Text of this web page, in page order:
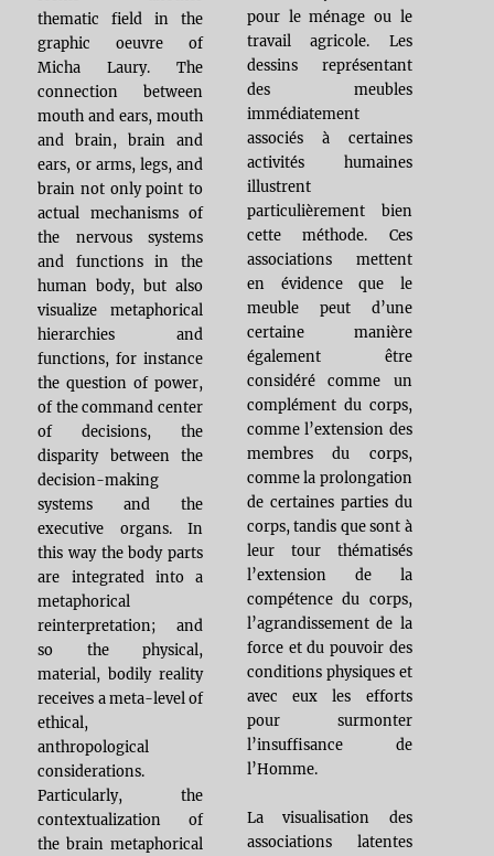
thematic field in the
graphic oeuvre of
Micha Laury. The
connection between
mouth and ears, mouth
and brain, brain and
ears, or arms, legs, and
brain not only point to
actual mechanisms of
the nervous systems
and functions in the
human body, but also
visualize metaphorical
hierarchies and
functions, for instance
the question of power,
of the command center
of decisions, the
disparity between the
decision-making
systems and the
executive organs. In
this way the body parts
are integrated into a
metaphorical
reinterpretation; and
so the physical,
material, bodily reality
receives a meta-level of
ethical,
anthropological
considerations.
Particularly, the
contextualization of
the brain metaphorical
pour le ménage ou le
travail agricole. Les
dessins représentant
des meubles
immédiatement
associés à certaines
activités humaines
illustrent
particulièrement bien
cette méthode. Ces
associations mettent
en évidence que le
meuble peut d’une
certaine manière
également être
considéré comme un
complément du corps,
comme l’extension des
membres du corps,
comme la prolongation
de certaines parties du
corps, tandis que sont à
leur tour thématisés
l’extension de la
compétence du corps,
l’agrandissement de la
force et du pouvoir des
conditions physiques et
avec eux les efforts
pour surmonter
l’insuffisance de
l’Homme.
La visualisation des
associations latentes